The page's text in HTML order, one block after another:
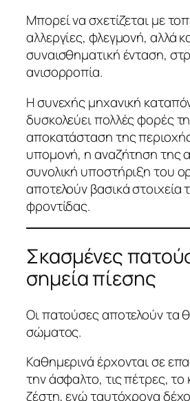
Μπορεί να σχετίζεται με
αλλεργίες, φλεγμονή, αλλά
συναισθηματική ένταση,
ανισορροπία.
Η συνεχής μηχανική
δυσκολεύει πολλές φορές
αποκατάσταση της
υπομονή, η αναζήτηση της
συνολική υποστήριξη του
αποτελούν βασικά στοιχεία
φροντίδας.
Σκασμένες
σημεία πίεσης
Οι πατούσες αποτελούν τα
σώματος.
Καθημερινά έρχονται σε
την άσφαλτο, τις πέτρες, το
ζέστη, ενώ ταυτόχρονα